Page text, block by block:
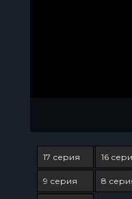
17 серия 16
9 серия 8